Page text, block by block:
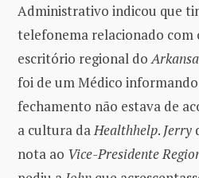
Administrativo indicou que
telefonema relacionado com
escritório regional do
foi de um Médico
fechamento não estava de
a cultura daHealthhelp. Jerry
nota ao Vice-Presidente